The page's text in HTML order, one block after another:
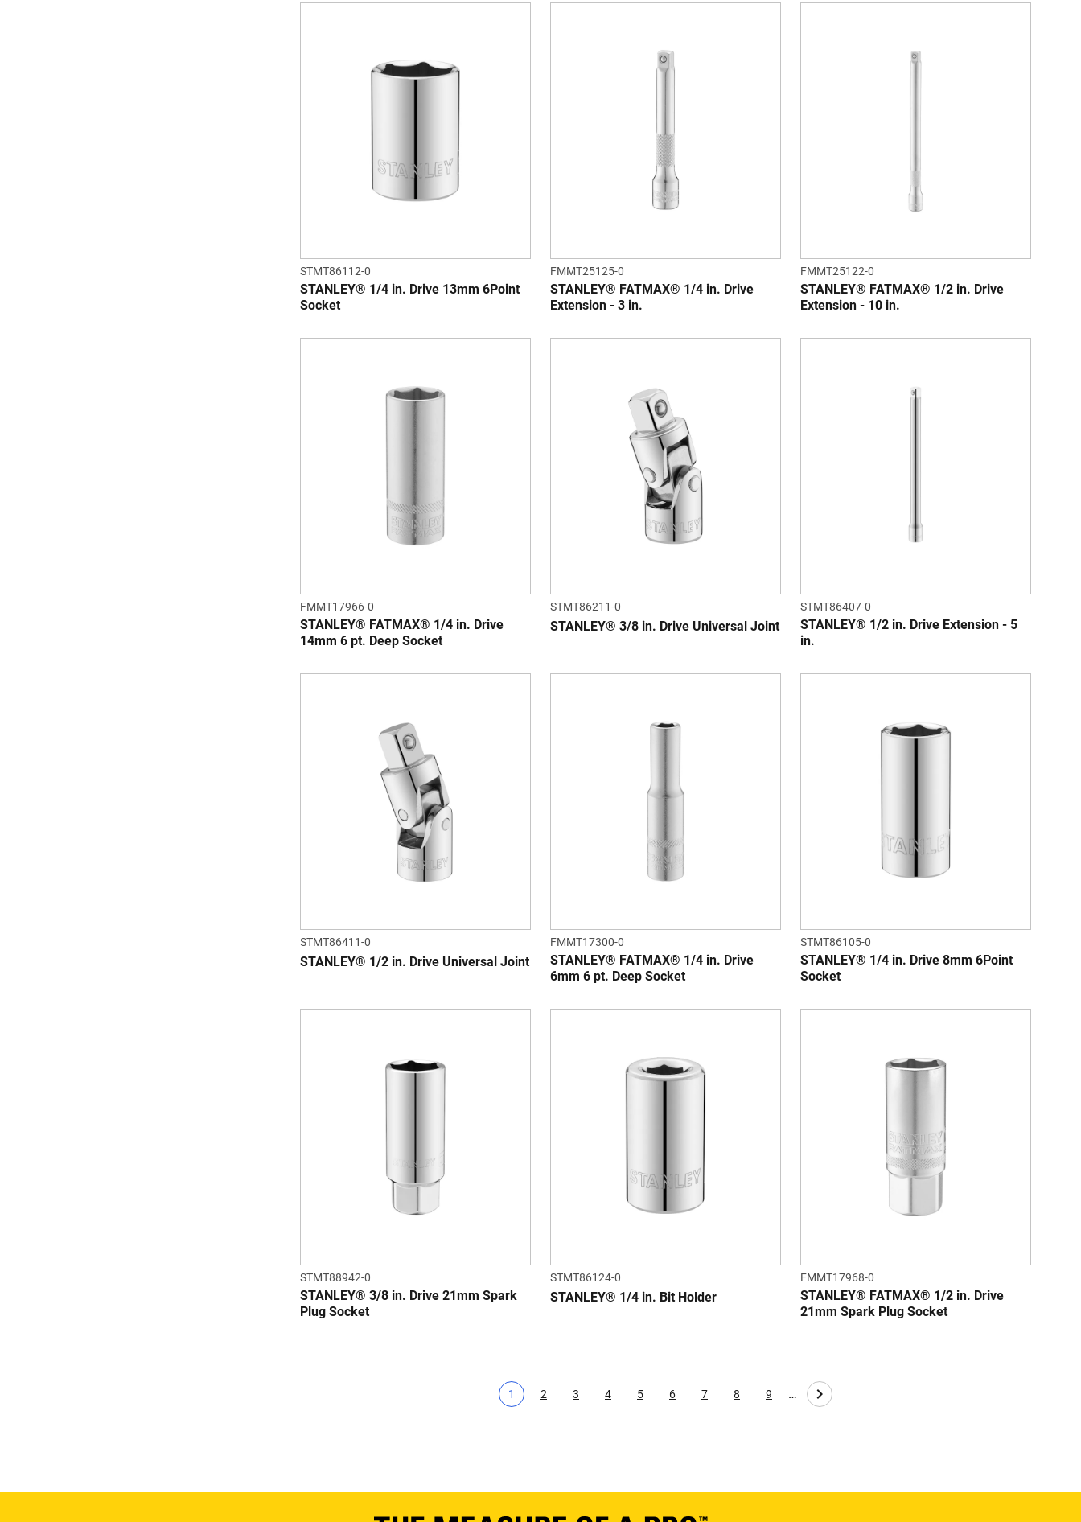
STMT86112-0
STANLEY® 1/4 in. Drive 13mm 6Point
Socket
FMMT25125-0
STANLEY® FATMAX® 1/4 in. Drive
Extension - 3 in.
FMMT25122-0
STANLEY® FATMAX® 1/2 in. Drive
Extension - 10 in.
FMMT17966-0
STANLEY® FATMAX® 1/4 in. Drive
14mm 6 pt. Deep Socket
STMT86211-0
STANLEY® 3/8 in. Drive Universal Joint
STMT86407-0
STANLEY® 1/2 in. Drive Extension - 5
in.
STMT86411-0
STANLEY® 1/2 in. Drive Universal Joint
FMMT17300-0
STANLEY® FATMAX® 1/4 in. Drive
6mm 6 pt. Deep Socket
STMT86105-0
STANLEY® 1/4 in. Drive 8mm 6Point
Socket
STMT88942-0
STANLEY® 3/8 in. Drive 21mm Spark
Plug Socket
STMT86124-0
STANLEY® 1/4 in. Bit Holder
FMMT17968-0
STANLEY® FATMAX® 1/2 in. Drive
21mm Spark Plug Socket
Aktuális oldal
1
Page
2
Page
3
Page
4
Page
5
Page
6
Page
7
Page
8
Page
9 …